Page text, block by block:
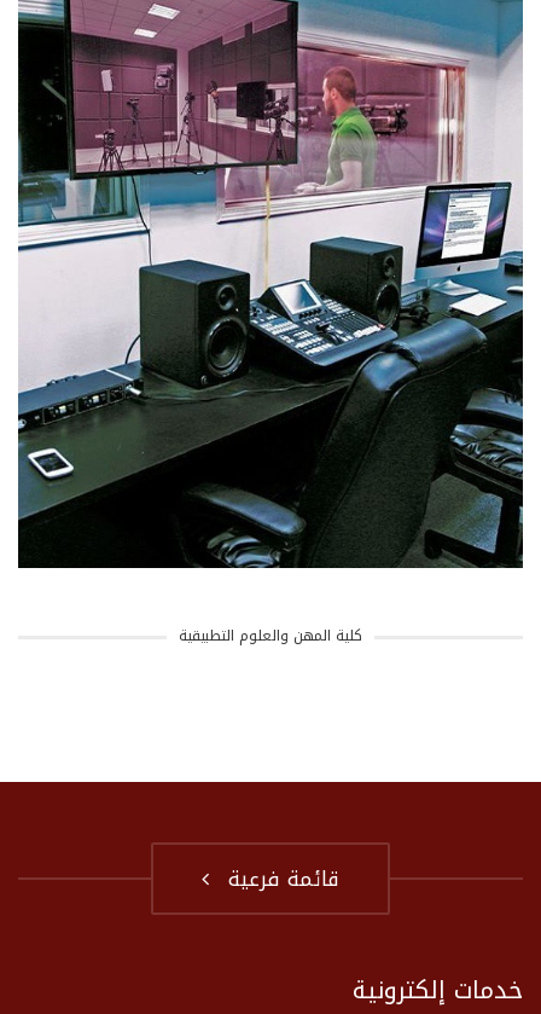
كلية المهن والعلوم التطبيقية
قائمة فرعية
خدمات إلكترونية